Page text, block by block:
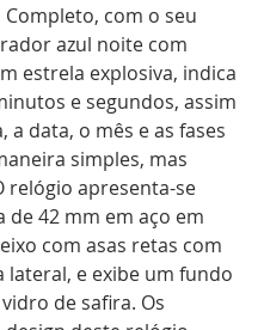
Completo, com o seu
azul noite com
estrela explosiva, indica
e segundos, assim
a data, o mês e as fases
simples, mas
relógio apresenta-se
de 42 mm em aço em
com asas retas com
lateral, e exibe um fundo
de safira. Os